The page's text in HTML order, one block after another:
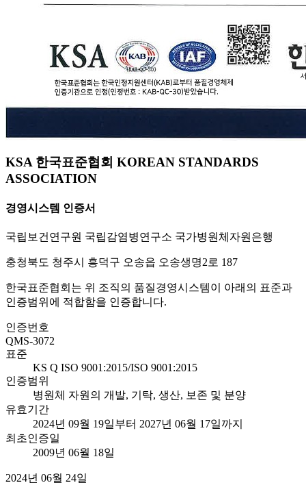
KSA 한국표준협회 KOREAN STANDARDS
ASSOCIATION
경영시스템 인증서
국립보건연구원 국립감염병연구소 국가병원체자원은행
충청북도 청주시 흥덕구 오송읍 오송생명2로 187
한국표준협회는 위 조직의 품질경영시스템이 아래의 표준과
인증범위에 적합함을 인증합니다.
인증번호
QMS-3072
표준
KS Q ISO 9001:2015/ISO 9001:2015
인증범위
병원체 자원의 개발, 기탁, 생산, 보존 및 분양
유효기간
2024년 09월 19일부터 2027년 06월 17일까지
최초인증일
2009년 06월 18일
2024년 06월 24일